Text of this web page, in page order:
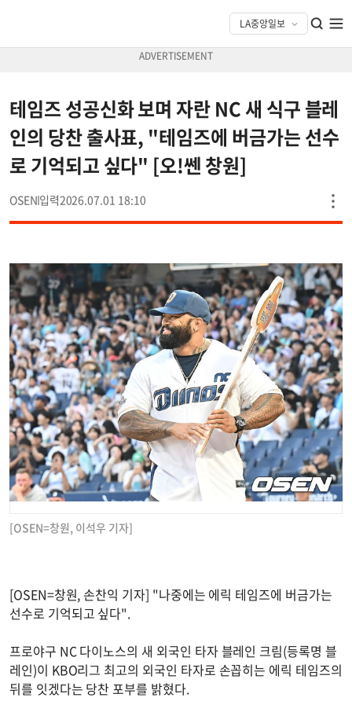
테임즈 성공신화 보며 자란 NC 새 식구 블레
인의 당찬 출사표, "테임즈에 버금가는 선수
로 기억되고 싶다" [오!쎈 창원]
OSEN 2026.07.01 18:10
[OSEN=창원, 이석우 기자]
[OSEN=창원, 손찬익 기자] "나중에는 에릭 테임즈에 버금가는
선수로 기억되고 싶다".
프로야구 NC 다이노스의 새 외국인 타자 블레인 크림(등록명 블
레인)이 KBO리그 최고의 외국인 타자로 손꼽히는 에릭 테임즈의
뒤를 잇겠다는 당찬 포부를 밝혔다.